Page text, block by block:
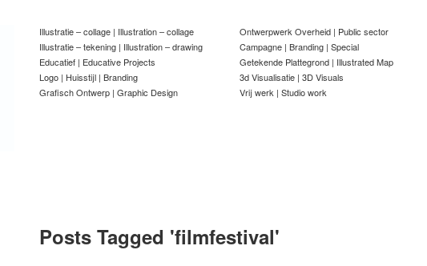
Illustratie – collage | Illustration – collage
Illustratie – tekening | Illustration – drawing
Educatief | Educative Projects
Logo | Huisstijl | Branding
Grafisch Ontwerp | Graphic Design
Ontwerpwerk Overheid | Public sector
Campagne | Branding | Special
Getekende Plattegrond | Illustrated Map
3d Visualisatie | 3D Visuals
Vrij werk | Studio work
Posts Tagged 'filmfestival'